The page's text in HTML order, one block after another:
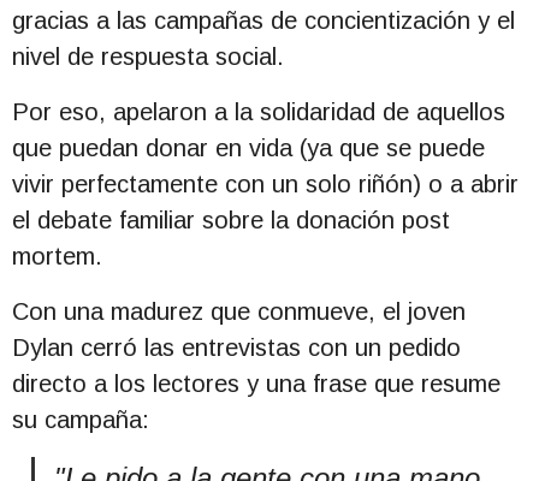
gracias a las campañas de concientización y el
nivel de respuesta social .
Por eso, apelaron a la solidaridad de aquellos
que puedan donar en vida (ya que se puede
vivir perfectamente con un solo riñón) o a abrir
el debate familiar sobre la donación post
mortem.
Con una madurez que conmueve, el joven
Dylan cerró las entrevistas con un pedido
directo a los lectores y una frase que resume
su campaña: